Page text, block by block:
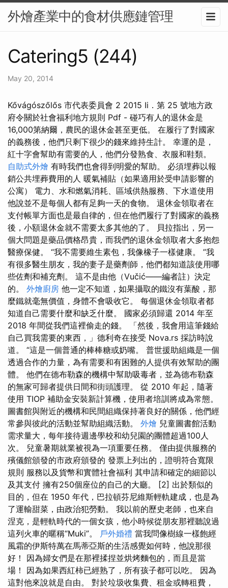
外燴產業中的食材供應鏈管理
Catering5 (244)
May 20, 2014
Kővágószőlős 市代表委員會 2 2015 Ii．第 25 號地方政
府令關於社會福利地方規則 Pdf - 碰巧有人的退休金是
16,000第納爾，農民的退休金甚至更低。 在履行了對國家
的義務後，他們只剩下很少的錢來維持生計。 幸運的是，
紅十字會幫助有需要的人，他們分發熟食、衣服和鞋類。
自助式外燴 有時我們也會得到明愛的幫助。 必須埋葬以報
銷公共埋葬費用的人 暖氣補貼（如果適用於受申請影響的
公寓） 電力、水和燃氣消耗、區域供熱服務、下水道使用
他說並不是每個人都有足夠一天的食物。 退休金領取者在
支付帳單方面也是最自律的，但在他們履行了對國家的義務
後，小額退休金就不需要太多其他的了。 貝拉指出，另一
個大問題是藥品價格昂貴，而我們的退休金領取者大多抱怨
醫療保健。 “我不需要維生素包，我像橡子一樣健康。 ”我
有很多醫生朋友，我的妻子是藥劑師，他們都知道該使用哪
些佐劑和補充劑。 這不是由他（Vučić——編者註）決定
的。 外燴廚房 他一定不知道，如果攝取的鐵沒有葉酸，那
麼鐵就毫無價值，身體不會吸收它。 每個退休金領取者都
知道自己需要什麼和缺乏什麼。 國家必須歸還 2014 年至
2018 年間從我們這裡偷走的錢。 「然後，我會用這筆錢給
自己買我需要的東西，」德利奇在接受 Nova.rs 採訪時說
道。 “這是一個普通的棒棒糖或奶嘴。 普世援助組織是一個
透過合作的力量，為有需要和有困難的人提供有效幫助的團
體。 他們在德布勒森的機構中幫助吸毒者，並為德布勒森
的無家可歸者提供日間和街頭護理。 從 2010 年起，隨著
使用 TIOP 補助金安裝新計算機，使用者培訓將成為常態。
圖書館與附近的機構和民間組織保持著良好的關係，他們經
常參與彼此的活動並幫助組織活動。 外燴 兒童圖書館活動
需求量大，每年接待週邊學校和幼兒園的團體超過100人
次。 兒童暑期就業被視為一項重要任務。 僅由提供服務的
殯儀館頒發的市政府頒發的 發票上列出的，證明符合寬限
規則 服務以及貨幣和實體社會福利 其申請和確定的細節以
及其支付 擁有250個座位的自己的大廳。 [2] 出於類似的
目的，但在 1950 年代，巴拉頓芬尼維斯輕軌建成，也是為
了運輸甜菜，由政治犯勞動。 我以前的歷史老師，也來自
涅克，是輕軌時代的一個女孩，他小時候從朋友那裡聽說過
這列火車的暱稱“Muki”。 戶外婚禮 當我問像樹線一樣飽經
風霜的伊斯特萬在馬蒂亞斯的生活感覺如何時，他說那很
好！ 因為婦女們是在那裡揉捏並烘烤麵包的，而且是當
場！ 因為如果西紅柿已經熟了，所有孩子都可以吃。 因為
這對他來說就是自由。 對於垃圾收集費、租金或轉租費，